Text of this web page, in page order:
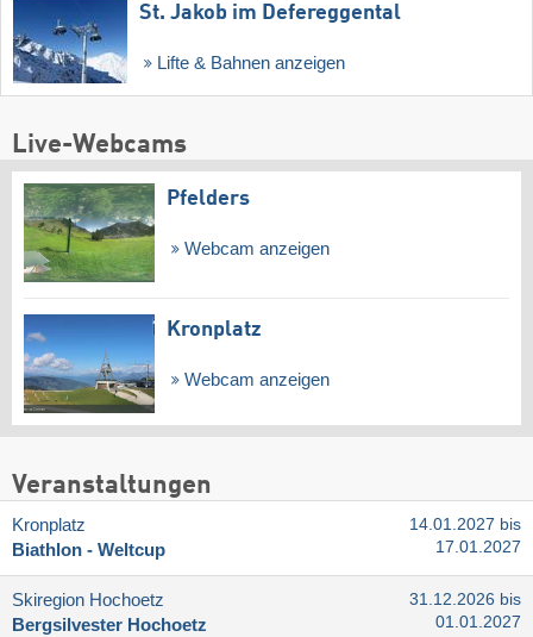
St. Jakob im Defereggental
Lifte & Bahnen anzeigen
Live-Webcams
Pfelders
Webcam anzeigen
Kronplatz
Webcam anzeigen
Veranstaltungen
Kronplatz
Biathlon - Weltcup
14.01.2027 bis
17.01.2027
Skiregion Hochoetz
Bergsilvester Hochoetz
31.12.2026 bis
01.01.2027